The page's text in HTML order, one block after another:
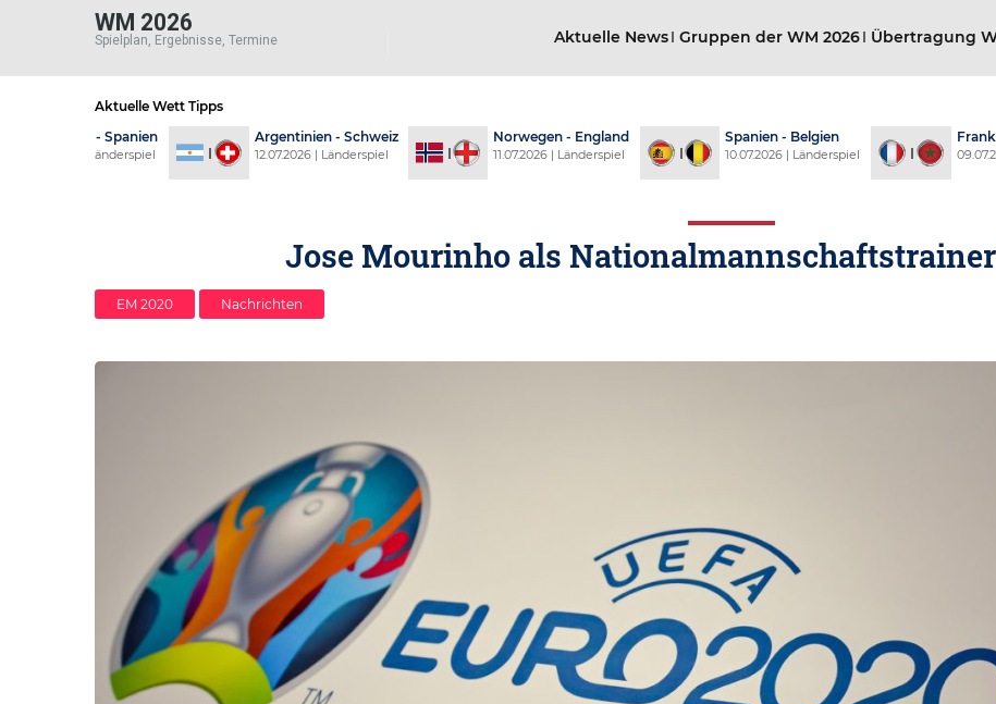
WM 2026
Spielplan, Ergebnisse, Termine Aktuelle News Gruppen der WM 2026 Übertragung
Aktuelle Wett Tipps
Argentinien - Schweiz
12.07.2026 | Länderspiel
Norwegen - England
11.07.2026 | Länderspiel
Spanien - Belgien
10.07.2026 | Länderspiel
Frankreich -
09.07.2026 |
Jose Mourinho als
EM 2020 Nachrichten